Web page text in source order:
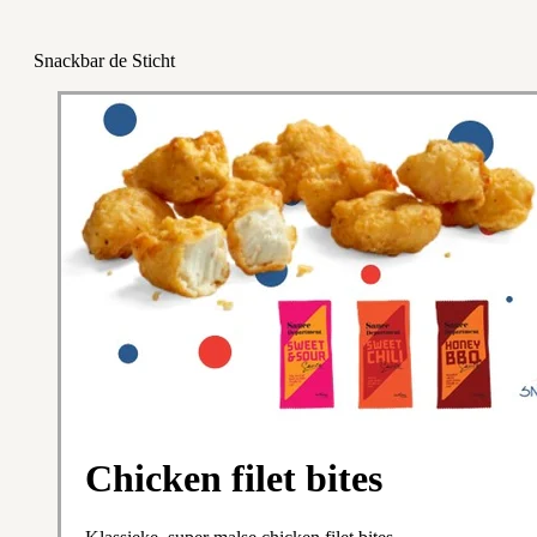
Snackbar de Sticht
Chicken filet bites